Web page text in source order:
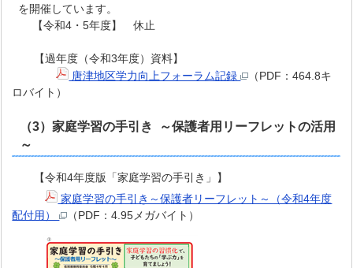
を開催しています。
【令和4・5年度】 休止
【過年度（令和3年度）資料】
唐津地区学力向上フォーラム記録
（PDF：464.8キ
ロバイト）
（3）家庭学習の手引き ～保護者用リーフレットの活用
～
【令和4年度版「家庭学習の手引き」】
家庭学習の手引き～保護者リーフレット～（令和4年度
配付用）
（PDF：4.95メガバイト）